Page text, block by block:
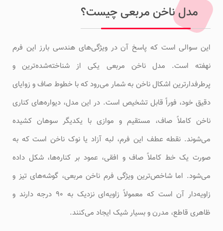
مدل ناخن مربعی چیست؟
این سوالی است که پاسخ آن در ویژگی‌های هندسی بارز این فرم
نهفته است. مدل ناخن مربعی یکی از شناخته‌شده‌ترین و
پرطرفدارترین اشکال ناخن به شمار می‌رود که با خطوط صاف و زوایای
دقیق خود، فوراً قابل تشخیص است. در این مدل، دیواره‌های کناری
ناخن کاملاً صاف، مستقیم و موازی با یکدیگر سوهان کشیده
می‌شوند. نقطه عطف این فرم، لبه آزاد یا نوک ناخن است که به
صورت یک خط کاملاً صاف و افقی، عمود بر کناره‌ها، شکل داده
می‌شود. اما شاخص‌ترین ویژگی فرم ناخن مربعی، گوشه‌های تیز و
زاویه‌دار آن است که معمولاً زاویه‌ای نزدیک به ۹۰ درجه دارند و
ظاهری قاطع، مدرن و بسیار شیک ایجاد می‌کنند.